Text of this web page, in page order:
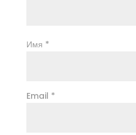
Имя *
Email *